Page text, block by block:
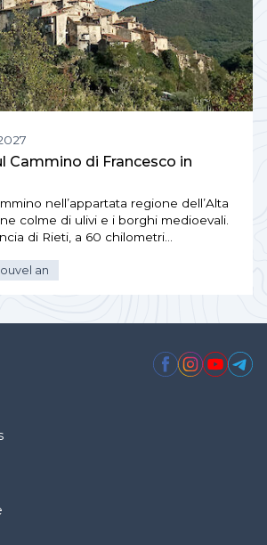
Cammino di Francesco in
nell’appartata regione dell’Alta
colme di ulivi e i borghi medioevali.
di Rieti, a 60 chilometri…
an